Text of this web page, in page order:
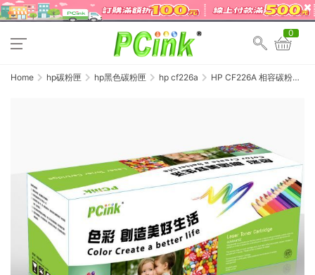
0
Home hp碳粉匣 hp黑色碳粉匣 hp cf226a
HP CF226A 相容碳粉匣